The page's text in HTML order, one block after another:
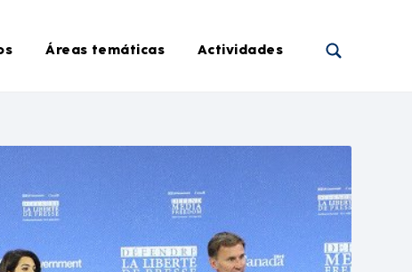
Áreas temáticas Actividades